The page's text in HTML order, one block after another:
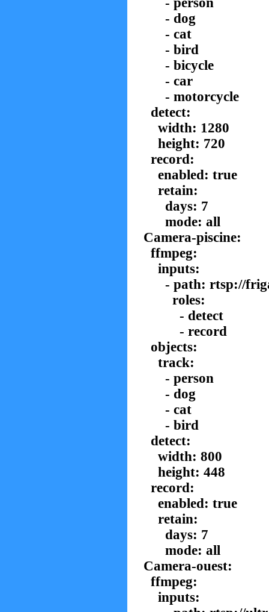
- dog
- cat
- bird
- bicycle
- car
- motorcycle
detect:
width: 1280
height: 720
record:
enabled: true
retain:
days: 7
mode: all
Camera-piscine:
ffmpeg:
inputs:
- path: rtsp://
roles:
- detect
- record
objects:
track:
- person
- dog
- cat
- bird
detect:
width: 800
height: 448
record:
enabled: true
retain:
days: 7
mode: all
Camera-ouest:
ffmpeg:
inputs: